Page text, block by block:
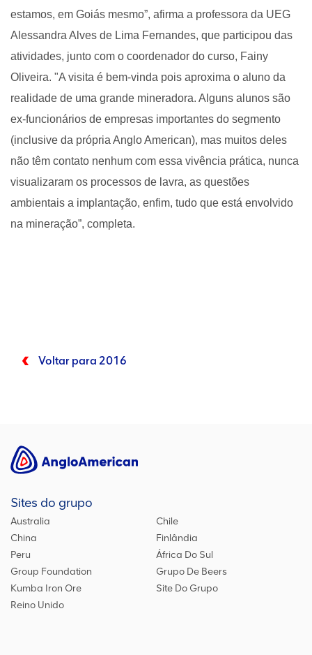
estamos, em Goiás mesmo”, afirma a professora da UEG
Alessandra Alves de Lima Fernandes, que participou das
atividades, junto com o coordenador do curso, Fainy
Oliveira. "A visita é bem-vinda pois aproxima o aluno da
realidade de uma grande mineradora. Alguns alunos são
ex-funcionários de empresas importantes do segmento
(inclusive da própria Anglo American), mas muitos deles
não têm contato nenhum com essa vivência prática, nunca
visualizaram os processos de lavra, as questões
ambientais a implantação, enfim, tudo que está envolvido
na mineração”, completa.
Voltar para 2016
Sites do grupo
Australia
Chile
China
Finlândia
Peru
África Do Sul
Group Foundation
Grupo De Beers
Kumba Iron Ore
Site Do Grupo
Reino Unido